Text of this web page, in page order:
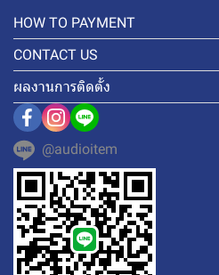
HOW TO PAYMENT
CONTACT US
ผลงานการติดตั้ง
@audioitem